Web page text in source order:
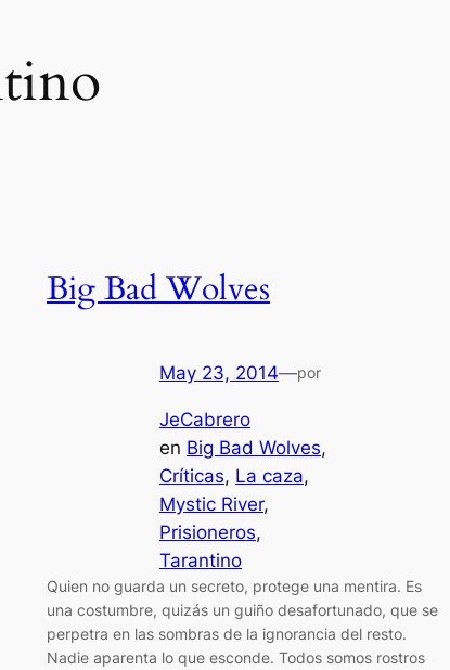
Big Bad Wolves
May 23, 2014—por
JeCabrero
en Big Bad Wolves
Críticas, La caza
Mystic River
Prisioneros
Tarantino
Quien no guarda un secreto, protege una mentira. Es
una costumbre, quizás un guiño desafortunado, que se
perpetra en las sombras de la ignorancia del resto.
Nadie aparenta lo que esconde. Todos somos rostros